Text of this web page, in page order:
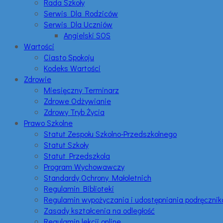
Rada Szkoły
Serwis Dla Rodziców
Serwis Dla Uczniów
Angielski SOS
Wartości
Ciasto Spokoju
Kodeks Wartości
Zdrowie
Miesięczny Terminarz
Zdrowe Odżywianie
Zdrowy Tryb Życia
Prawo Szkolne
Statut Zespołu Szkolno-Przedszkolnego
Statut Szkoły
Statut Przedszkola
Program Wychowawczy
Standardy Ochrony Małoletnich
Regulamin Biblioteki
Regulamin wypożyczania i udostępniania
Zasady kształcenia na odległość